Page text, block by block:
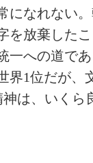
になれない
を放棄した
一への道で
界1位だが、
は、いくら